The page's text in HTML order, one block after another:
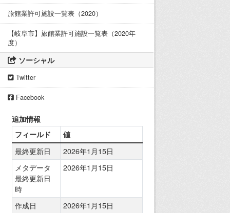
旅館業許可施設一覧表（2020）
【岐阜市】旅館業許可施設一覧表（2020年
度）
ソーシャル
Twitter
Facebook
追加情報
フィールド
値
最終更新日
2026年1月15日
メタデータ
最終更新日
時
2026年1月15日
作成日
2026年1月15日